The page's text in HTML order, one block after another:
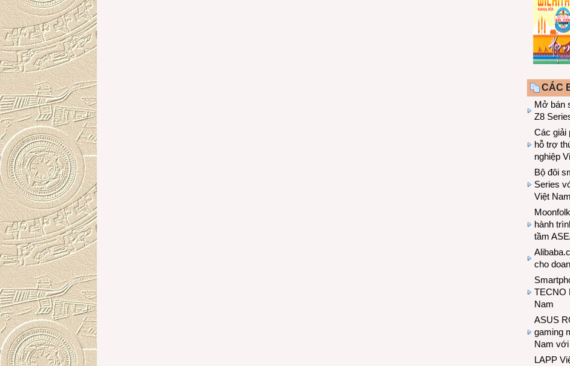
CÁC
Mở bán
Z8
Các giải
hỗ trợ
nghiệp
Bộ đôi
Series
Việt Nam
hành
tầm
cho
TECNO
Nam
ASUS
gaming
Nam với
LAPP